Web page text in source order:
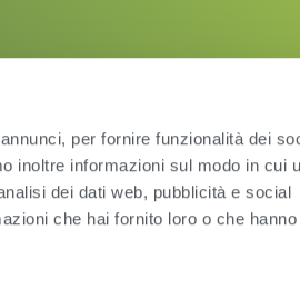
per fornire funzionalità dei
inoltre informazioni sul modo in cui
dei dati web, pubblicità e social
che hai fornito loro o che hanno